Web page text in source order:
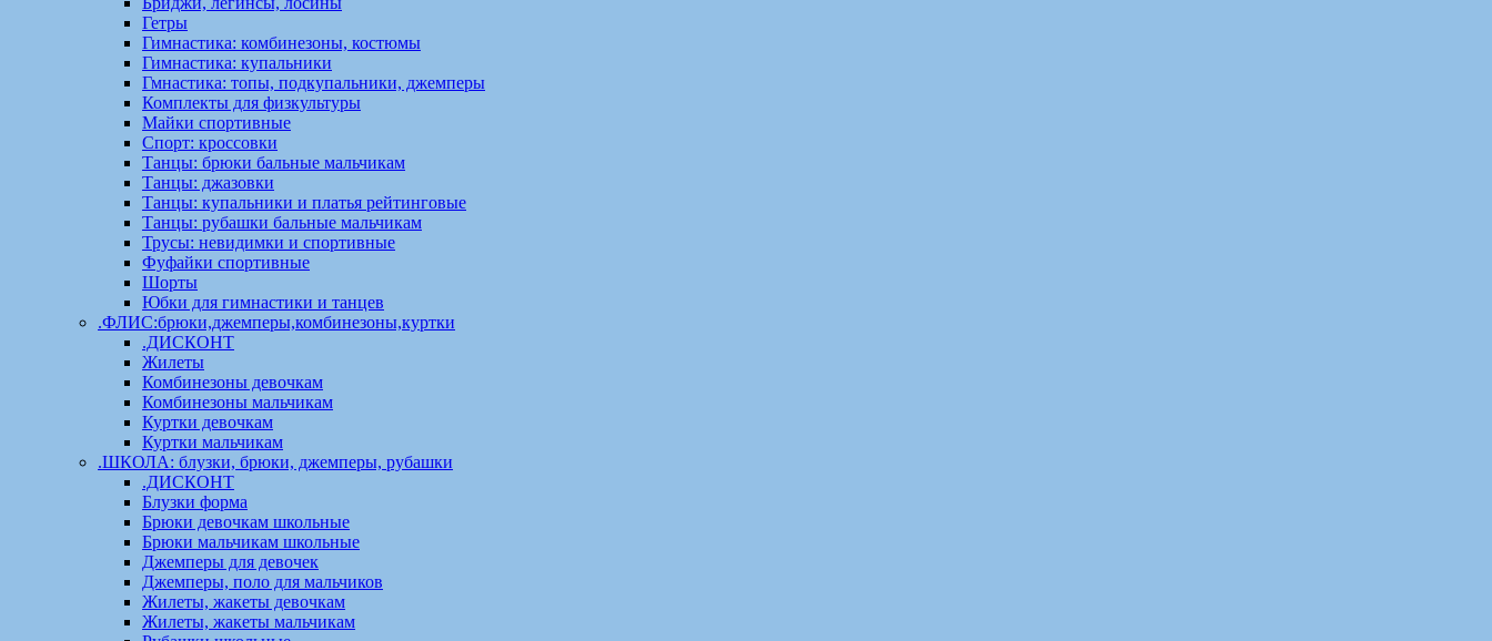
Гетры
Гимнастика: комбинезоны, костюмы
Гимнастика: купальники
Гмнастика: топы, подкупальники, джемперы
Комплекты для физкультуры
Майки спортивные
Спорт: кроссовки
Танцы: брюки бальные мальчикам
Танцы: джазовки
Танцы: купальники и платья рейтинговые
Танцы: рубашки бальные мальчикам
Трусы: невидимки и спортивные
Фуфайки спортивные
Шорты
Юбки для гимнастики и танцев
.ФЛИС:брюки,джемперы,комбинезоны,куртки
.ДИСКОНТ
Жилеты
Комбинезоны девочкам
Комбинезоны мальчикам
Куртки девочкам
Куртки мальчикам
.ШКОЛА: блузки, брюки, джемперы, рубашки
.ДИСКОНТ
Блузки форма
Брюки девочкам школьные
Брюки мальчикам школьные
Джемперы для девочек
Джемперы, поло для мальчиков
Жилеты, жакеты девочкам
Жилеты, жакеты мальчикам